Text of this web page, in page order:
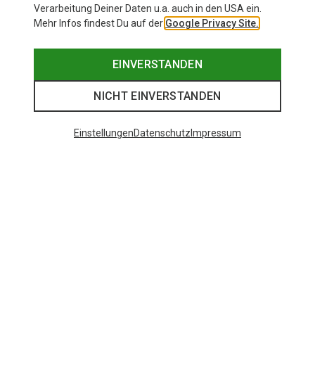
Verarbeitung Deiner Daten u.a. auch in den USA ein.
Mehr Infos findest Du auf der Google Privacy Site.
EINVERSTANDEN
NICHT EINVERSTANDEN
EinstellungenDatenschutz Impressum